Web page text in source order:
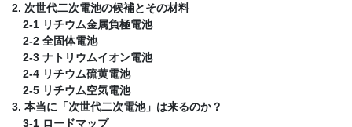
2. 次世代二次電池の候補とその材料
2-1 リチウム金属負極電池
2-2 全固体電池
2-3 ナトリウムイオン電池
2-4 リチウム硫黄電池
2-5 リチウム空気電池
3. 本当に「次世代二次電池」は来るのか？
3-1 ロードマップ